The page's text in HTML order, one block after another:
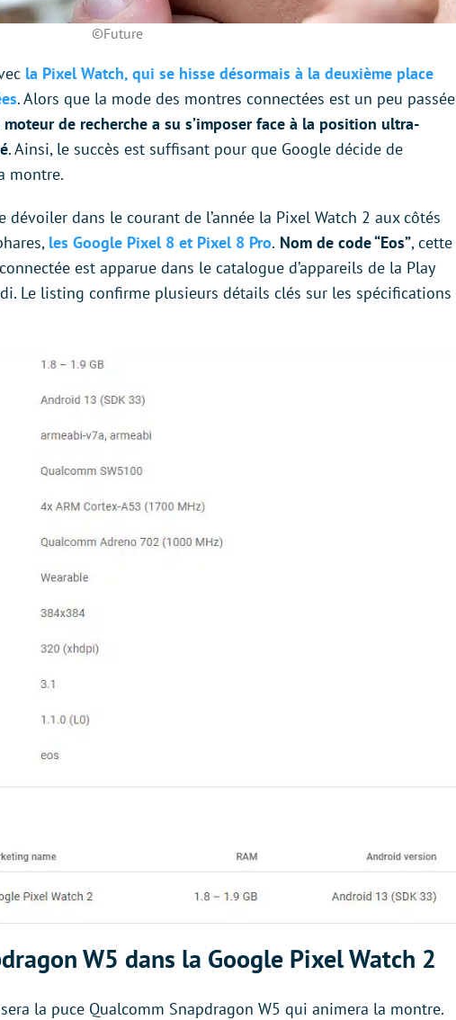
©Future
la Pixel Watch, qui se hisse désormais à la deuxième place
. Alors que la mode des montres connectées est un peu passée
moteur de recherche a su s’imposer face à la position ultra-
. Ainsi, le succès est suffisant pour que Google décide de
montre.
dans le courant de l’année la Pixel Watch 2 aux côtés
les Google Pixel 8 et Pixel 8 Pro. Nom de code “Eos”, cette
est apparue dans le catalogue d’appareils de la Play
Le listing confirme plusieurs détails clés sur les spécifications
W5 dans la Google Pixel Watch 2
la puce Qualcomm Snapdragon W5 qui animera la montre.